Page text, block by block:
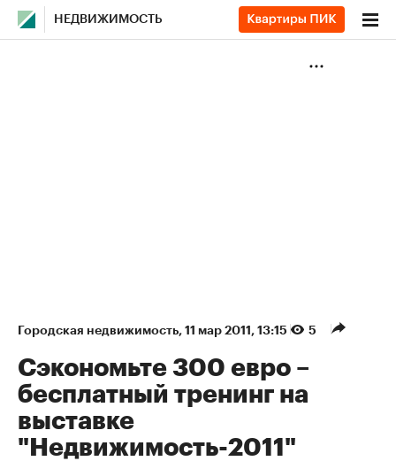
НЕДВИЖИМОСТЬ
Городская недвижимость⁠, 11 мар 2011, 13:15 5
Сэкономьте 300 евро –
бесплатный тренинг на
выставке
"Недвижимость-2011"